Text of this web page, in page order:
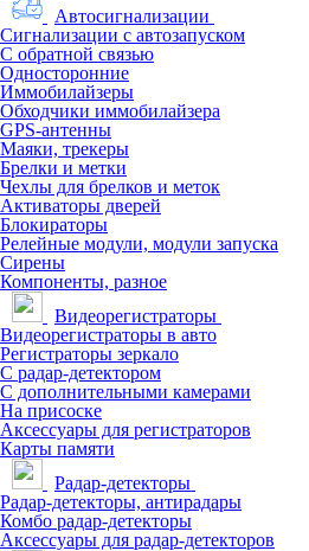
Автосигнализации
Сигнализации с автозапуском
С обратной связью
Односторонние
Иммобилайзеры
Обходчики иммобилайзера
GPS-антенны
Маяки, трекеры
Брелки и метки
Чехлы для брелков и меток
Активаторы дверей
Блокираторы
Релейные модули, модули запуска
Сирены
Компоненты, разное
Видеорегистраторы
Видеорегистраторы в авто
Регистраторы зеркало
С радар-детектором
С дополнительными камерами
На присоске
Аксессуары для регистраторов
Карты памяти
Радар-детекторы
Радар-детекторы, антирадары
Комбо радар-детекторы
Аксессуары для радар-детекторов